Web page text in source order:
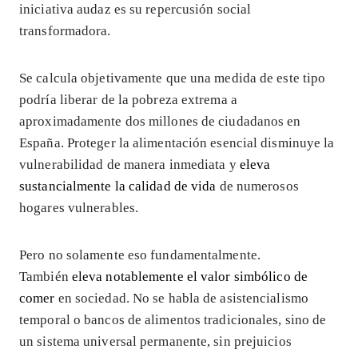
iniciativa audaz es su repercusión social
transformadora.
Se calcula objetivamente que una medida de este tipo
podría liberar de la pobreza extrema a
aproximadamente dos millones de ciudadanos en
España. Proteger la alimentación esencial disminuye la
vulnerabilidad de manera inmediata y eleva
sustancialmente la calidad de vida de numerosos
hogares vulnerables.
Pero no solamente eso fundamentalmente.
También eleva notablemente el valor simbólico de
comer en sociedad. No se habla de asistencialismo
temporal o bancos de alimentos tradicionales, sino de
un sistema universal permanente, sin prejuicios